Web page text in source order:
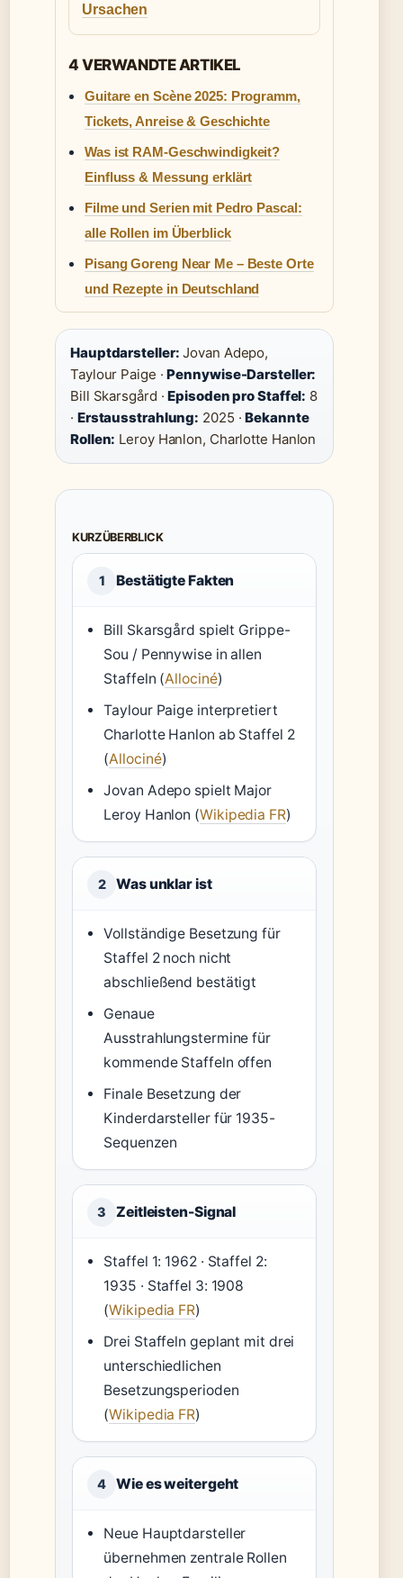
Ursachen
4 VERWANDTE ARTIKEL
Guitare en Scène 2025: Programm,
Tickets, Anreise & Geschichte
Was ist RAM-Geschwindigkeit?
Einfluss & Messung erklärt
Filme und Serien mit Pedro Pascal:
alle Rollen im Überblick
Pisang Goreng Near Me – Beste Orte
und Rezepte in Deutschland
Hauptdarsteller: Jovan Adepo,
Taylour Paige ·Pennywise-Darsteller:
Bill Skarsgård ·Episoden pro Staffel: 8
· Erstausstrahlung: 2025 ·Bekannte
Rollen: Leroy Hanlon, Charlotte Hanlon
KURZÜBERBLICK
1 Bestätigte Fakten
Bill Skarsgård spielt Grippe-
Sou / Pennywise in allen
Staffeln (Allociné)
Taylour Paige interpretiert
Charlotte Hanlon ab Staffel 2
(Allociné)
Jovan Adepo spielt Major
Leroy Hanlon (Wikipedia FR)
2 Was unklar ist
Vollständige Besetzung für
Staffel 2 noch nicht
abschließend bestätigt
Genaue
Ausstrahlungstermine für
kommende Staffeln offen
Finale Besetzung der
Kinderdarsteller für 1935-
Sequenzen
3 Zeitleisten-Signal
Staffel 1: 1962 · Staffel 2:
1935 · Staffel 3: 1908
(Wikipedia FR)
Drei Staffeln geplant mit drei
unterschiedlichen
Besetzungsperioden
(Wikipedia FR)
4 Wie es weitergeht
Neue Hauptdarsteller
übernehmen zentrale Rollen